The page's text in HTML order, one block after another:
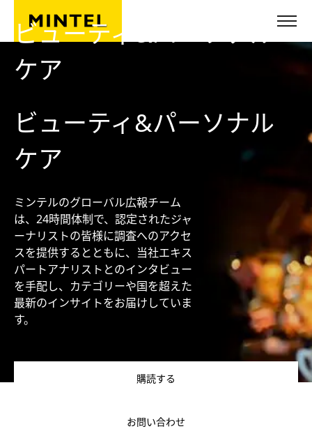
Skip to main content
ビューティ&パーソナル
ケア
ビューティ&パーソナル
ケア
ミンテルのグローバル広報チーム
は、24時間体制で、認定されたジャ
ーナリストの皆様に調査へのアクセ
スを提供するとともに、当社エキス
パートアナリストとのインタビュー
を手配し、カテゴリーや国を超えた
最新のインサイトをお届けしていま
す。
購読する
お問い合わせ